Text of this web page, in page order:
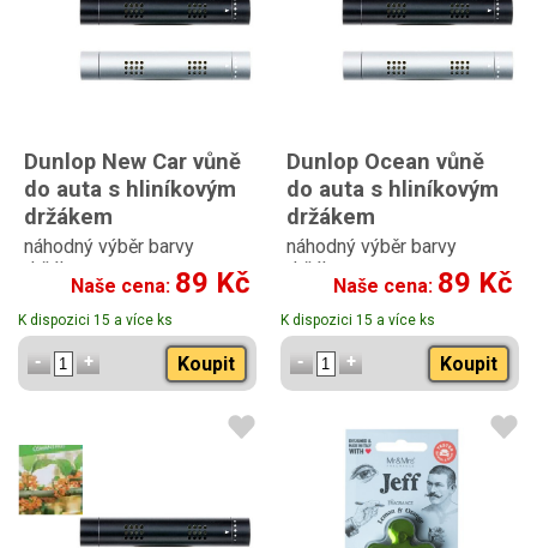
Dunlop New Car vůně
do auta s hliníkovým
držákem
náhodný výběr barvy
držáku
Naše cena: 89 Kč
K dispozici 15 a více ks
Koupit
Dunlop Ocean vůně
do auta s hliníkovým
držákem
náhodný výběr barvy
držáku
Naše cena: 89 Kč
K dispozici 15 a více ks
Koupit